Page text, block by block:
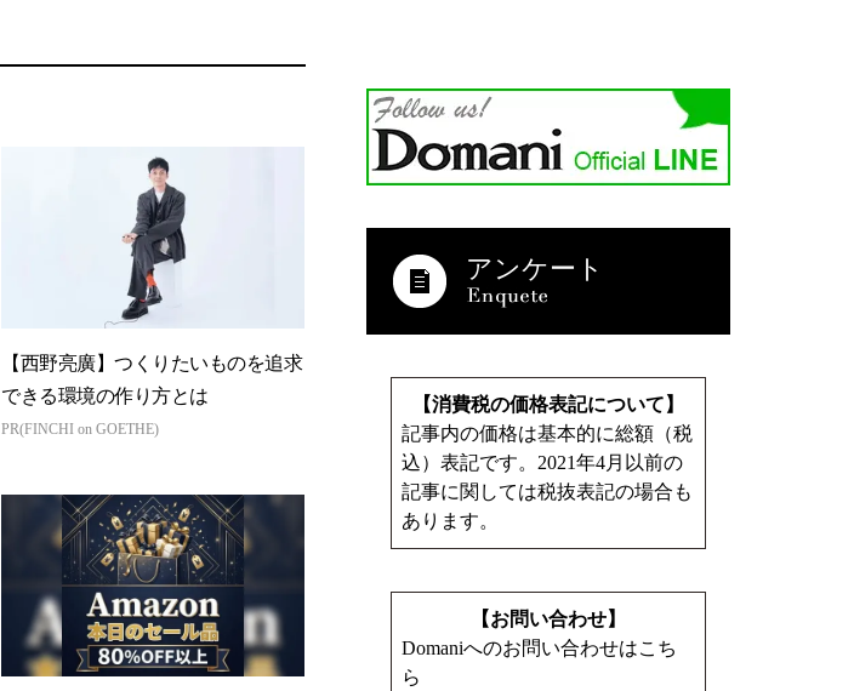
【西野亮廣】つくりたいものを追求
できる環境の作り方とは
PR(FINCHI on GOETHE)
アンケート
【消費税の価格表記について】
記事内の価格は基本的に総額（税
込）表記です。2021年4月以前の
記事に関しては税抜表記の場合も
あります。
【お問い合わせ】
Domaniへのお問い合わせはこち
ら